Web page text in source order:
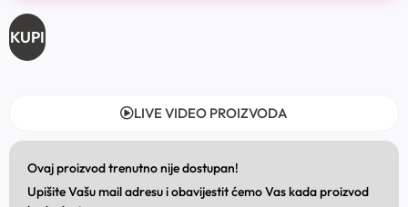
KUPI
LIVE VIDEO PROIZVODA
Ovaj proizvod trenutno nije dostupan!
Upišite Vašu mail adresu i obavijestit ćemo Vas kada proizvod